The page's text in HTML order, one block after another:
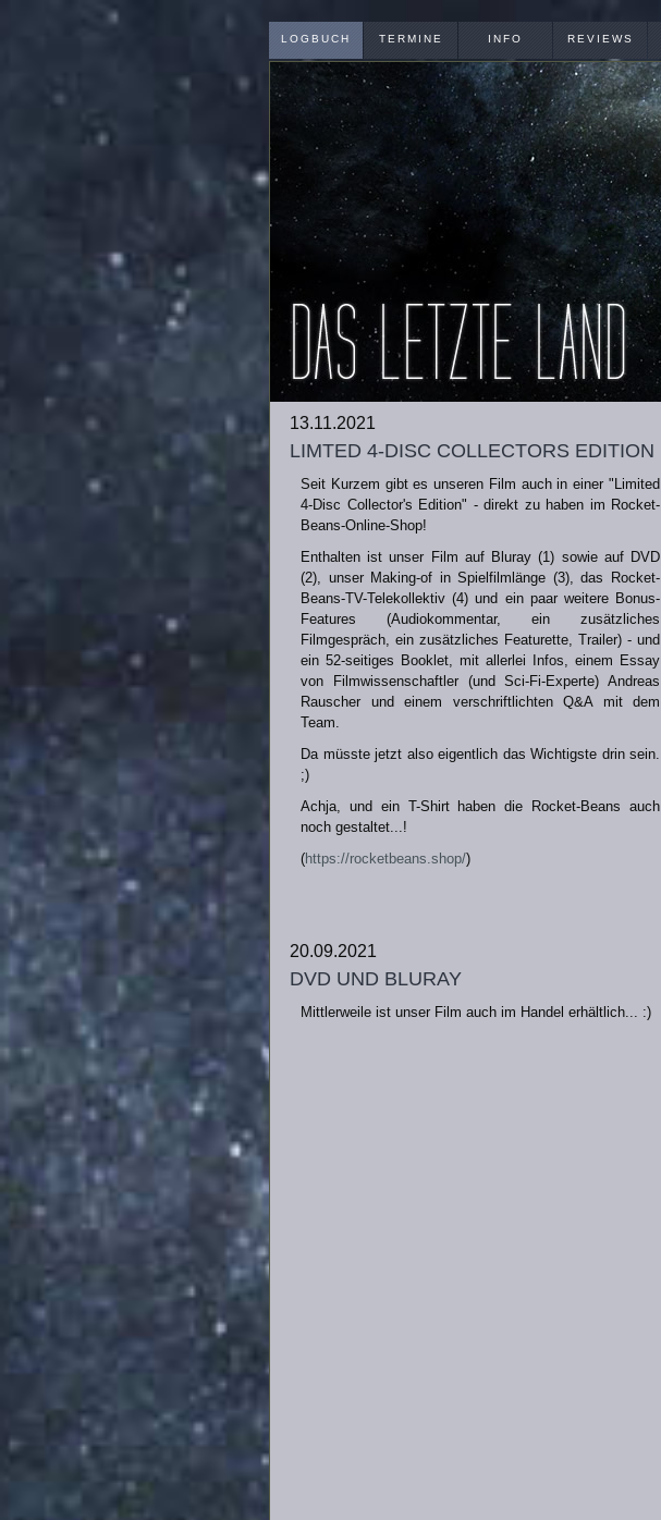
LOGBUCH TERMINE INFO REVIEWS
13.11.2021
limted 4-disc collectors edition
Seit Kurzem gibt es unseren Film auch in einer "Limited
4-Disc Collector's Edition" - direkt zu haben im Rocket-
Beans-Online-Shop!
Enthalten ist unser Film auf Bluray (1) sowie auf DVD
(2), unser Making-of in Spielfilmlänge (3), das Rocket-
Beans-TV-Telekollektiv (4) und ein paar weitere Bonus-
Features (Audiokommentar, ein zusätzliches
Filmgespräch, ein zusätzliches Featurette, Trailer) - und
ein 52-seitiges Booklet, mit allerlei Infos, einem Essay
von Filmwissenschaftler (und Sci-Fi-Experte) Andreas
Rauscher und einem verschriftlichten Q&A mit dem
Team.
Da müsste jetzt also eigentlich das Wichtigste drin sein.
;)
Achja, und ein T-Shirt haben die Rocket-Beans auch
noch gestaltet...!
(https://rocketbeans.shop/)
20.09.2021
dvd und bluray
Mittlerweile ist unser Film auch im Handel erhältlich... :)